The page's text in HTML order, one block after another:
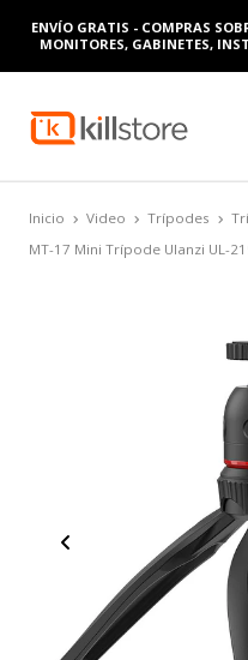
ENVÍO GRATIS - COMPRAS
MONITORES, GABINETES,
Inicio Video Trípodes
MT-17 Mini Trípode Ulanzi UL-